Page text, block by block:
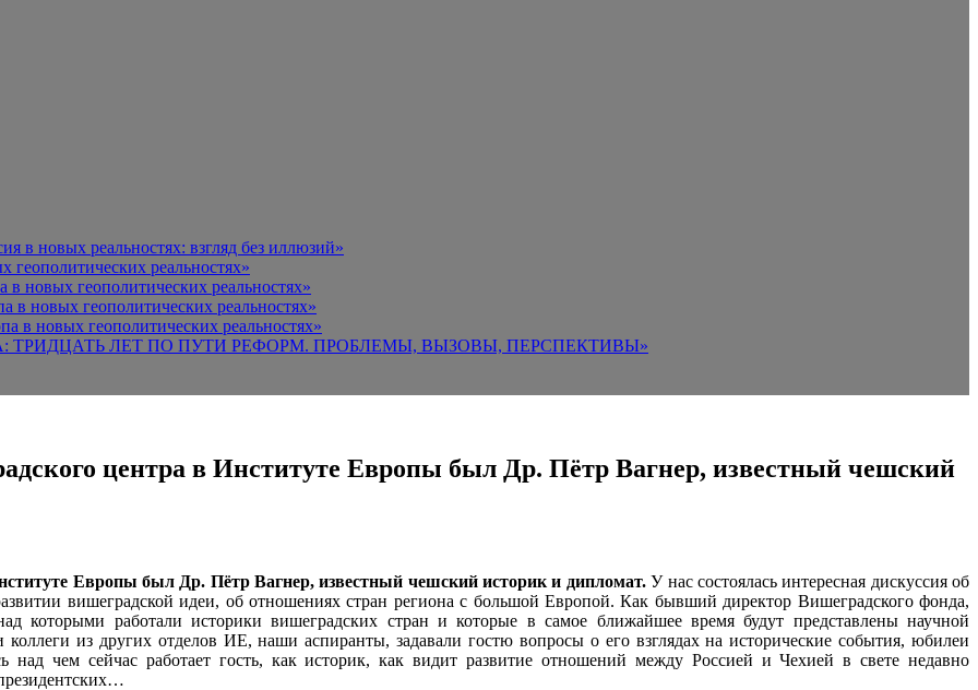
в новых реальностях: взгляд без иллюзий»
реальностях»
новых геополитических реальностях»
в новых геополитических реальностях»
в новых геополитических реальностях»
ТРИДЦАТЬ ЛЕТ ПО ПУТИ РЕФОРМ. ПРОБЛЕМЫ, ВЫЗОВЫ, ПЕРСПЕКТИВЫ»
центра в Институте Европы был Др. Пётр Вагнер, известный чешский
Европы был Др. Пётр Вагнер, известный чешский историк и дипломат.У нас состоялась интересная дискуссия об
вишеградской идеи, об отношениях стран региона с большой Европой. Как бывший директор Вишеградского фонда,
которыми работали историки вишеградских стран и которые в самое ближайшее время будут представлены научной
из других отделов ИЕ, наши аспиранты, задавали гостю вопросы о его взглядах на исторические события, юбилеи
над чем сейчас работает гость, как историк, как видит развитие отношений между Россией и Чехией в свете недавно